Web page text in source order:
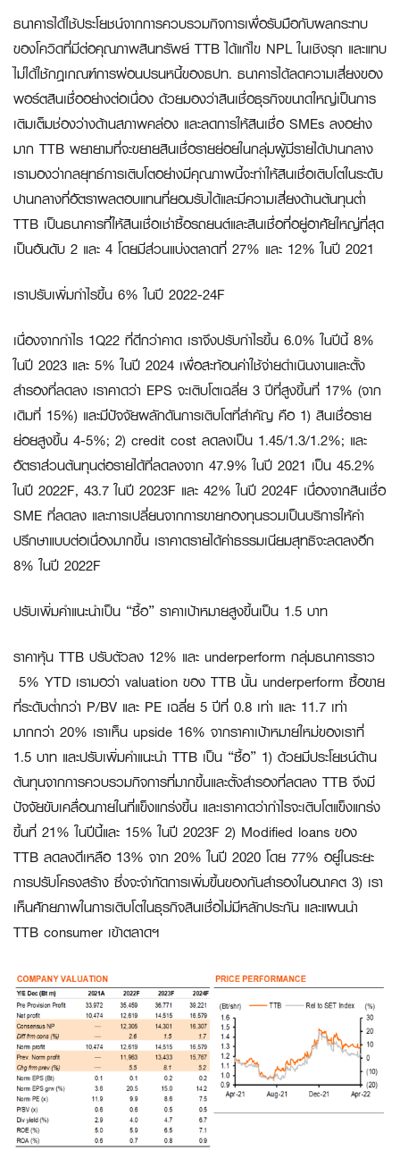
ธนาคารได้ใช้ประโยชน์จากการควบรวมกิจการเพื่อรับมือกับผลกระทบ
ของโควิดที่มีต่อคุณภาพสินทรัพย์ TTB ได้แก้ไข NPL ในเชิงรุก และแทบ
ไม่ได้ใช้กฎเกณฑ์การผ่อนปรนหนี้ของธปท. ธนาคารได้ลดความเสี่ยงของ
พอร์ตสินเชื่ออย่างต่อเนื่อง ด้วยมองว่าสินเชื่อธุรกิจขนาดใหญ่เป็นการ
เติมเต็มช่องว่างด้านสภาพคล่อง และลดการให้สินเชื่อ SMEs ลงอย่าง
มาก TTB พยายามที่จะขยายสินเชื่อรายย่อยในกลุ่มผู้มีรายได้ปานกลาง
เรามองว่ากลยุทธ์การเติบโตอย่างมีคุณภาพนี้จะทำให้สินเชื่อเติบโตในระดับ
ปานกลางที่อัตราผลตอบแทนที่ยอมรับได้และมีความเสี่ยงด้านต้นทุนต่ำ
TTB เป็นธนาคารที่ให้สินเชื่อเช่าซื้อรถยนต์และสินเชื่อที่อยู่อาศัยใหญ่ที่สุด
เป็นอันดับ 2 และ 4 โดยมีส่วนแบ่งตลาดที่ 27% และ 12% ในปี 2021
เราปรับเพิ่มกำไรขึ้น 6% ในปี 2022-24F
เนื่องจากกำไร 1Q22 ที่ดีกว่าคาด เราจึงปรับกำไรขึ้น 6.0% ในปีนี้ 8%
ในปี 2023 และ 5% ในปี 2024 เพื่อสะท้อนค่าใช้จ่ายดำเนินงานและตั้ง
สำรองที่ลดลง เราคาดว่า EPS จะเติบโตเฉลี่ย 3 ปีที่สูงขึ้นที่ 17% (จาก
เดิมที่ 15%) และมีปัจจัยผลักดันการเติบโตที่สำคัญ คือ 1) สินเชื่อราย
ย่อยสูงขึ้น 4-5%; 2) credit cost ลดลงเป็น 1.45/1.3/1.2%; และ
อัตราส่วนต้นทุนต่อรายได้ที่ลดลงจาก 47.9% ในปี 2021 เป็น 45.2%
ในปี 2022F, 43.7 ในปี 2023F และ 42% ในปี 2024F เนื่องจากสินเชื่อ
SME ที่ลดลง และการเปลี่ยนจากการขายกองทุนรวมเป็นบริการให้คำ
ปรึกษาแบบต่อเนื่องมากขึ้น เราคาดรายได้ค่าธรรมเนียมสุทธิจะลดลงอีก
8% ในปี 2022F
ปรับเพิ่มคำแนะนำเป็น “ซื้อ” ราคาเป้าหมายสูงขึ้นเป็น 1.5 บาท
ราคาหุ้น TTB ปรับตัวลง 12% และ underperform กลุ่มธนาคารราว
5% YTD เรามอว่า valuation ของ TTB นั้น underperform ซื้อขาย
ที่ระดับต่ำกว่า P/BV และ PE เฉลี่ย 5 ปีที่ 0.8 เท่า และ 11.7 เท่า
มากกว่า 20% เราเห็น upside 16% จากราคาเป้าหมายใหม่ของเราที่
1.5 บาท และปรับเพิ่มคำแนะนำ TTB เป็น “ซื้อ” 1) ด้วยมีประโยชน์ด้าน
ต้นทุนจากการควบรวมกิจการที่มากขึ้นและตั้งสำรองที่ลดลง TTB จึงมี
ปัจจัยขับเคลื่อนภายในที่แข็งแกร่งขึ้น และเราคาดว่ากำไรจะเติบโตแข็งแกร่ง
ขึ้นที่ 21% ในปีนี้และ 15% ในปี 2023F 2) Modified loans ของ
TTB ลดลงดีเหลือ 13% จาก 20% ในปี 2020 โดย 77% อยู่ในระยะ
การปรับโครงสร้าง ซึ่งจะจำกัดการเพิ่มขึ้นของกันสำรองในอนาคต 3) เรา
เห็นศักยภาพในการเติบโตในธุรกิจสินเชื่อไม่มีหลักประกัน และแผนนำ
TTB consumer เข้าตลาดฯ